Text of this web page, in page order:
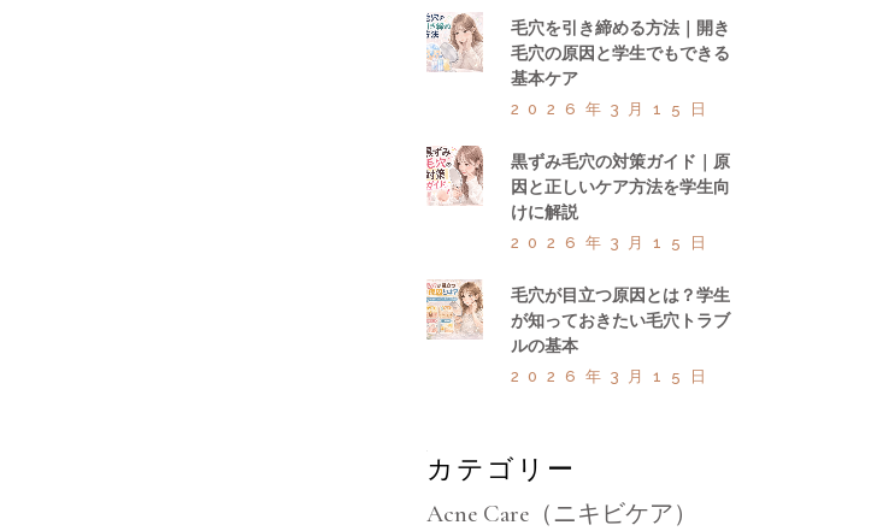
毛穴を引き締める方法｜開き
毛穴の原因と学生でもできる
基本ケア
2026年3月15日
黒ずみ毛穴の対策ガイド｜原
因と正しいケア方法を学生向
けに解説
2026年3月15日
毛穴が目立つ原因とは？学生
が知っておきたい毛穴トラブ
ルの基本
2026年3月15日
カテゴリー
Acne Care（ニキビケア）